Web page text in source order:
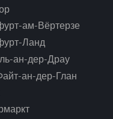
ам-Вёртерзе
Ланд
ан-дер-Драу
ан-дер-Глан